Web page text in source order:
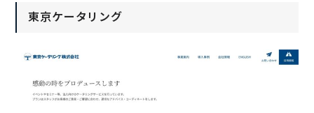
東京ケータリング